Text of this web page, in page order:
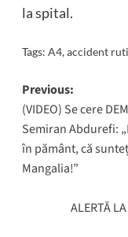
la spital.
Tags: A4,accident
Post
Previous:
(VIDEO) Se cere
Semiran Abdurefi:
în pământ, că
Mangalia!”
ALERTĂ